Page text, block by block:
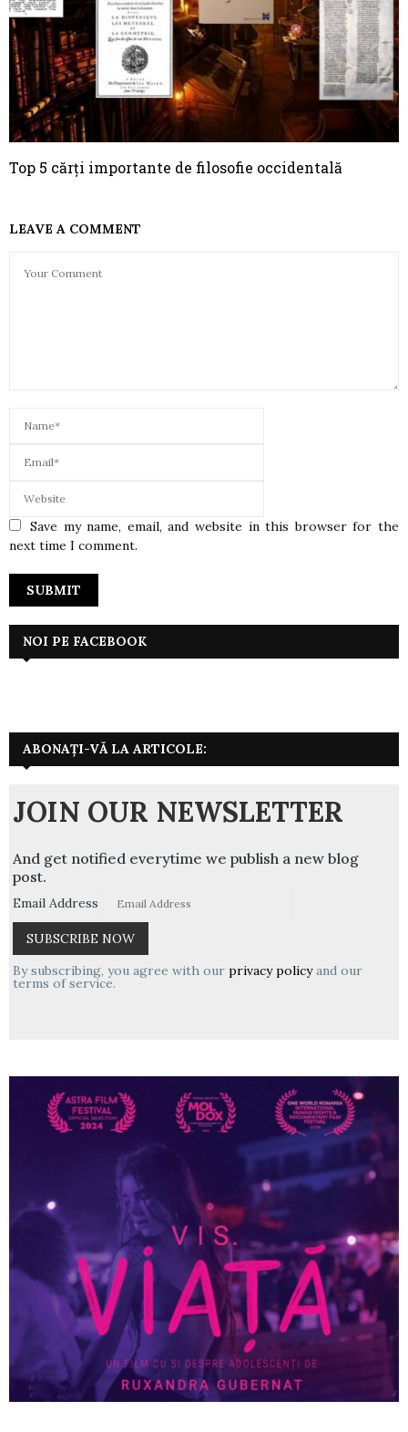
Top 5 cărți importante de filosofie occidentală
LEAVE A COMMENT
Save my name, email, and website in this browser for the
next time I comment.
NOI PE FACEBOOK
ABONAȚI-VĂ LA ARTICOLE:
JOIN OUR NEWSLETTER
And get notified everytime we publish a new blog
post.
Email Address
By subscribing, you agree with our privacy policyand our
terms of service.